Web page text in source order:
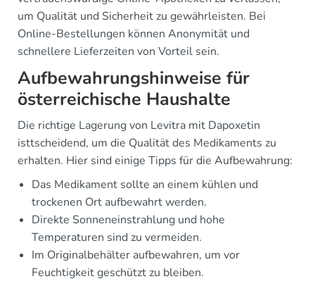
um Qualität und Sicherheit zu gewährleisten. Bei
Online-Bestellungen können Anonymität und
schnellere Lieferzeiten von Vorteil sein.
Aufbewahrungshinweise für
österreichische Haushalte
Die richtige Lagerung von Levitra mit Dapoxetin
isttscheidend, um die Qualität des Medikaments zu
erhalten. Hier sind einige Tipps für die Aufbewahrung:
Das Medikament sollte an einem kühlen und
trockenen Ort aufbewahrt werden.
Direkte Sonneneinstrahlung und hohe
Temperaturen sind zu vermeiden.
Im Originalbehälter aufbewahren, um vor
Feuchtigkeit geschützt zu bleiben.